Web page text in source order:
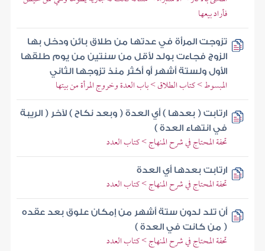
فأراد بيعها
تزوجت المرأة في عدتها من طلاق بائن ودخل بها
الزوج فجاءت بولد لأقل من سنتين من يوم طلقها
الأول ولستة أشهر أو أكثر منذ تزوجها الثاني
المبسوط > كتاب الطلاق > باب العدة وخروج المرأة من بيتها
ارتابت ( بعدها ) أي العدة ( وبعد نكاح ) لآخر ( الريبة
في انتهاء العدة )
تحفة المحتاج في شرح المنهاج > كتاب العدد
ارتابت بعدها أي العدة
تحفة المحتاج في شرح المنهاج > كتاب العدد
أن تلد لدون ستة أشهر من إمكان علوق بعد عقده
( من كانت في العدة )
تحفة المحتاج في شرح المنهاج > كتاب العدد